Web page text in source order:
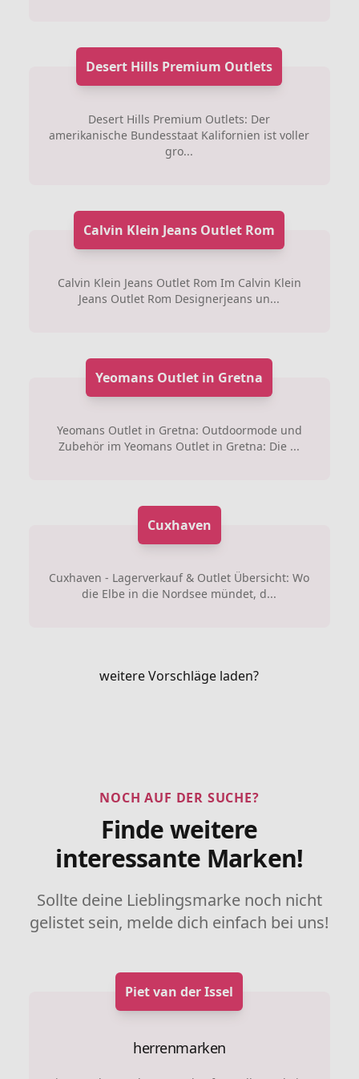
Desert Hills Premium Outlets
Desert Hills Premium Outlets: Der
amerikanische Bundesstaat Kalifornien ist voller
gro...
Calvin Klein Jeans Outlet Rom
Calvin Klein Jeans Outlet Rom Im Calvin Klein
Jeans Outlet Rom Designerjeans un...
Yeomans Outlet in Gretna
Yeomans Outlet in Gretna: Outdoormode und
Zubehör im Yeomans Outlet in Gretna: Die ...
Cuxhaven
Cuxhaven - Lagerverkauf & Outlet Übersicht: Wo
die Elbe in die Nordsee mündet, d...
weitere Vorschläge laden?
NOCH AUF DER SUCHE?
Finde weitere
interessante Marken!
Sollte deine Lieblingsmarke noch nicht
gelistet sein, melde dich einfach bei uns!
Piet van der Issel
herrenmarken